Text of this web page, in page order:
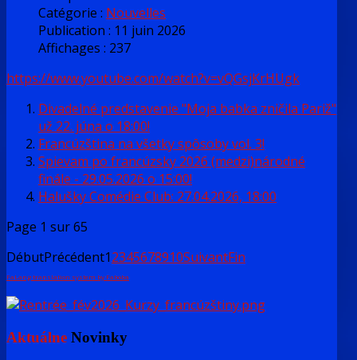
Catégorie : Nouvelles
Publication : 11 juin 2026
Affichages : 237
https://www.youtube.com/watch?v=vQGsjKrHUgk
Divadelné predstavenie "Moja babka zničila Pariž"
už 22. júna o 18:00!
Francúzština na všetky spôsoby vol. 3!
Spievam po francúzsky 2026 (medzi)národné
finále - 29.05.2026 o 15:00!
Halušky Comédie Club: 27.04.2026, 18:00
Page 1 sur 65
DébutPrécédent12345678910SuivantFin
FaLang translation system by Faboba
Aktuálne Novinky